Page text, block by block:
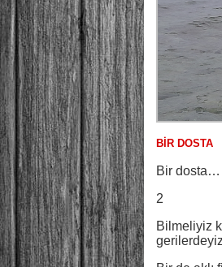
BİR DOSTA
Bir dosta…
2
Bilmeliyiz